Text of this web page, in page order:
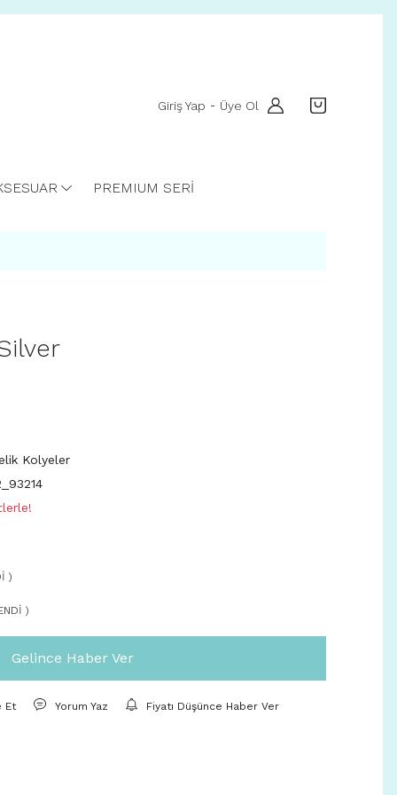
Giriş Yap - Üye Ol
PREMIUM SERİ
Kolyeler
)
)
Gelince Haber Ver
Et Yorum Yaz Fiyatı Düşünce Haber Ver